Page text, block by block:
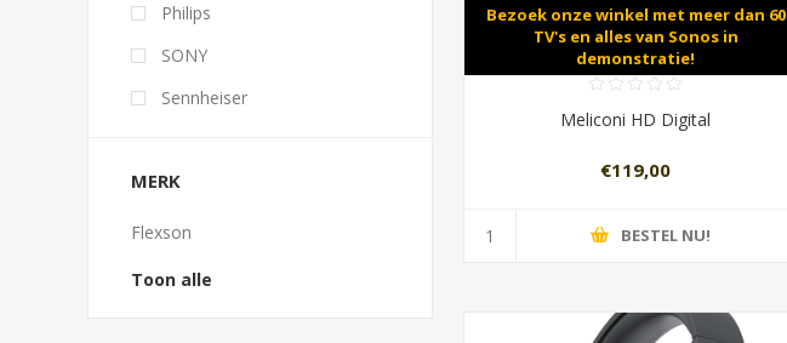
Bezoek onze winkel met meer dan 60
TV's en alles van Sonos in
demonstratie!
Meliconi HD Digital
€119,00
BESTEL NU!
Philips
SONY
Sennheiser
MERK
Flexson
Toon alle